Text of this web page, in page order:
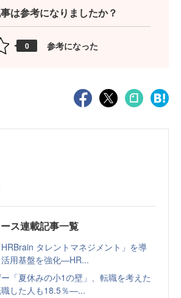
は参考になりましたか？
0 参考になった
ス連載記事一覧
タレントマネジメント」を導
用基盤を強化—HR...
「夏休みの小1の壁」、転職を考えた
した人も18.5％—...